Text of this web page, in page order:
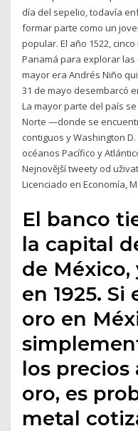
día del sepelio, todavía
formar parte como un
popular. El año 1522,
Panamá para explorar las
mayor era Andrés Niño
31 de mayo desembarcó
La mayor parte del país
Norte —donde se
contiguos y Washington
océanos Pacífico y
Nejnovější tweety od
Licenciado en Economía,
El banco
la capital
de México,
en 1925.
oro en
los precios
oro, es
metal